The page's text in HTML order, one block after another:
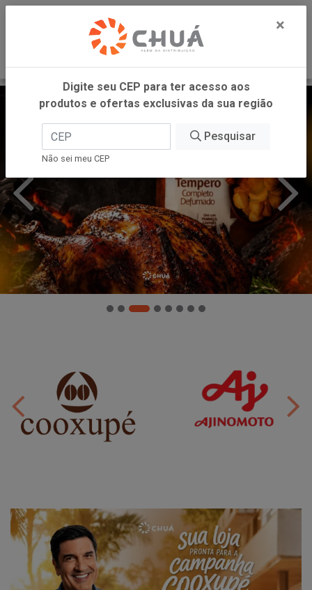
×
Digite seu CEP para ter acesso aos
produtos e ofertas exclusivas da sua região
Pesquisar
Não sei meu CEP